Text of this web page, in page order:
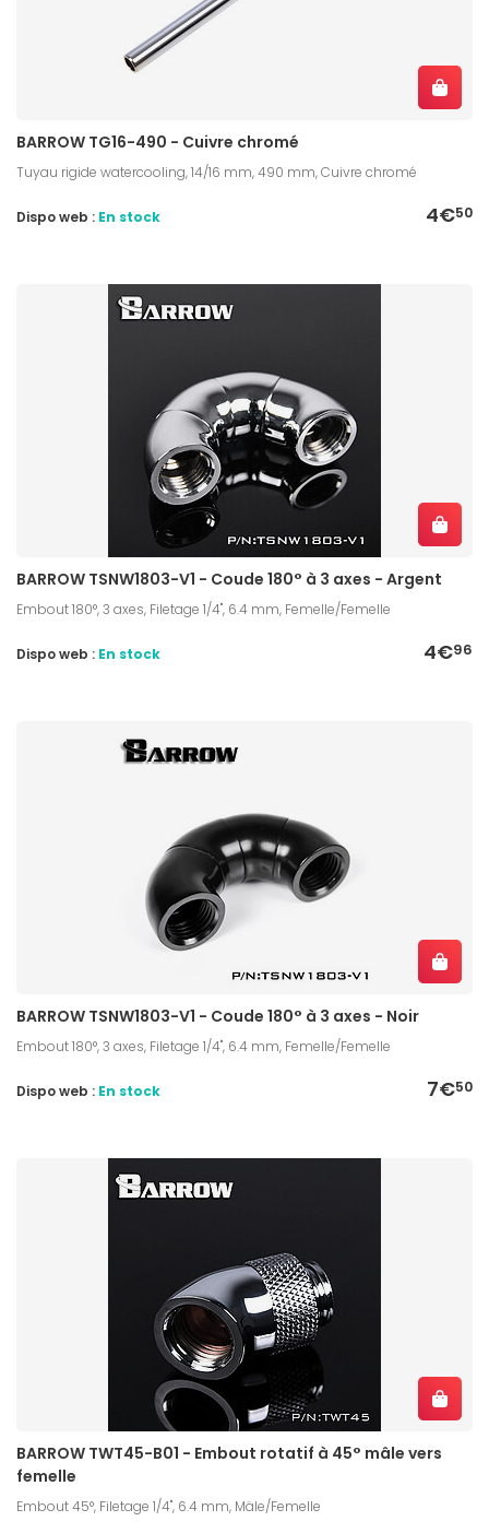
BARROW TG16-490 - Cuivre chromé
Tuyau rigide watercooling, 14/16 mm, 490 mm, Cuivre chromé
4€50
Dispo web : En stock
BARROW TSNW1803-V1 - Coude 180° à 3 axes - Argent
Embout 180°, 3 axes, Filetage 1/4", 6.4 mm, Femelle/Femelle
4€96
Dispo web : En stock
BARROW TSNW1803-V1 - Coude 180° à 3 axes - Noir
Embout 180°, 3 axes, Filetage 1/4", 6.4 mm, Femelle/Femelle
7€50
Dispo web : En stock
BARROW TWT45-B01 - Embout rotatif à 45° mâle vers
femelle
Embout 45°, Filetage 1/4", 6.4 mm, Mäle/Femelle